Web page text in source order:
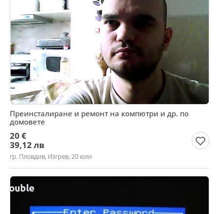
Преинсталиране и ремонт на компютри и др. по
домовете
20 €
39,12 лв
гр. Пловдив, Изгрев, 20 юли